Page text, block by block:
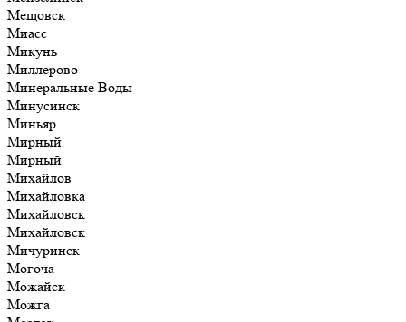
Мещовск
Миасс
Микунь
Миллерово
Минеральные Воды
Минусинск
Миньяр
Мирный
Мирный
Михайлов
Михайловка
Михайловск
Михайловск
Мичуринск
Могоча
Можайск
Можга